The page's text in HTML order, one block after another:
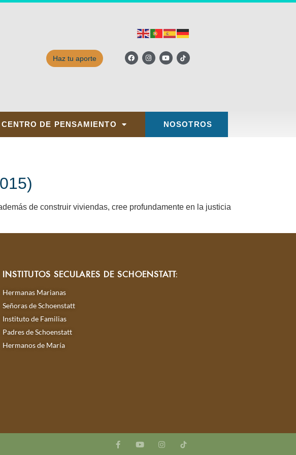
Haz tu aporte
CENTRO DE PENSAMIENTO NOSOTROS
de construir viviendas, cree profundamente en la justicia
INSTITUTOS SECULARES DE SCHOENSTATT:
Hermanas Marianas
Señoras de Schoenstatt
Instituto de Familias
Padres de Schoenstatt
Hermanos de María